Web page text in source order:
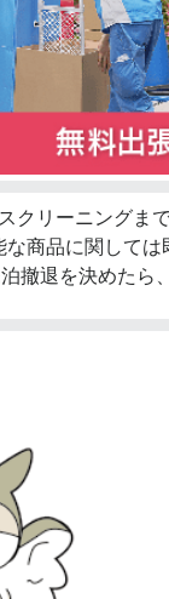
クリーニングま
商品に関して
退を決めたら